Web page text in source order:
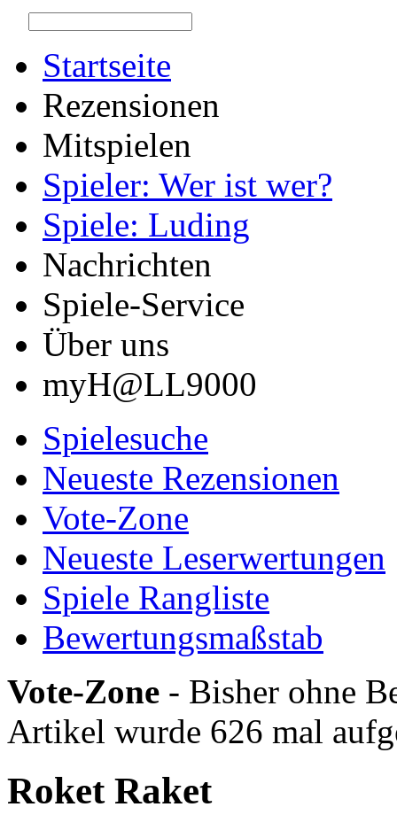
Startseite
Rezensionen
Mitspielen
Spieler: Wer ist wer?
Spiele: Luding
Nachrichten
Spiele-Service
Über uns
myH@LL9000
Spielesuche
Neueste Rezensionen
Vote-Zone
Neueste Leserwertungen
Spiele Rangliste
Bewertungsmaßstab
Vote-Zone - Bisher ohne
Artikel wurde 626 mal
Roket Raket